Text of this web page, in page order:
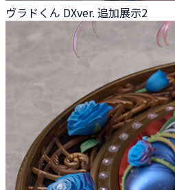
ヴラドくん DXver. 追加展示2